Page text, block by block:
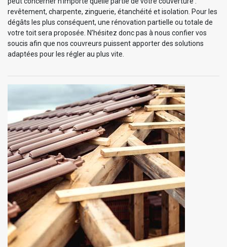
revêtement, charpente, zinguerie, étanchéité et isolation. Pour les
dégâts les plus conséquent, une rénovation partielle ou totale de
votre toit sera proposée. N’hésitez donc pas à nous confier vos
soucis afin que nos couvreurs puissent apporter des solutions
adaptées pour les régler au plus vite.